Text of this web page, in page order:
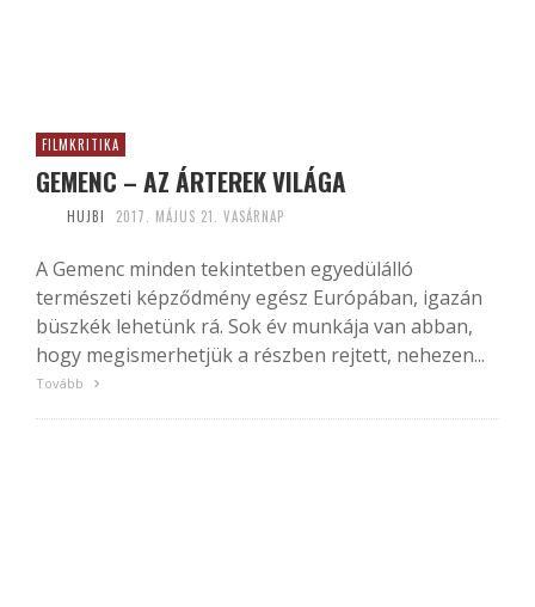
FILMKRITIKA
GEMENC – AZ ÁRTEREK VILÁGA
HUJBI 2017. MÁJUS 21. VASÁRNAP
A Gemenc minden tekintetben egyedülálló
természeti képződmény egész Európában, igazán
büszkék lehetünk rá. Sok év munkája van abban,
hogy megismerhetjük a részben rejtett, nehezen...
Tovább